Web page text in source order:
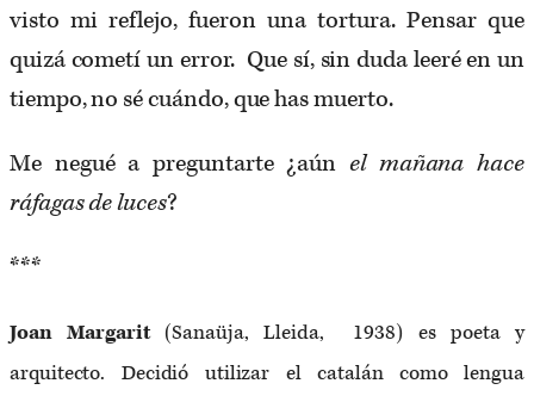
visto mi reflejo, fueron una tortura. Pensar que
quizá cometí un error. Que sí, sin duda leeré en un
tiempo, no sé cuándo, que has muerto.
Me negué a preguntarte ¿aún el mañana hace
ráfagas de luces?
***
Joan Margarit(Sanaüja, Lleida, 1938) es poeta y
arquitecto. Decidió utilizar el catalán como lengua